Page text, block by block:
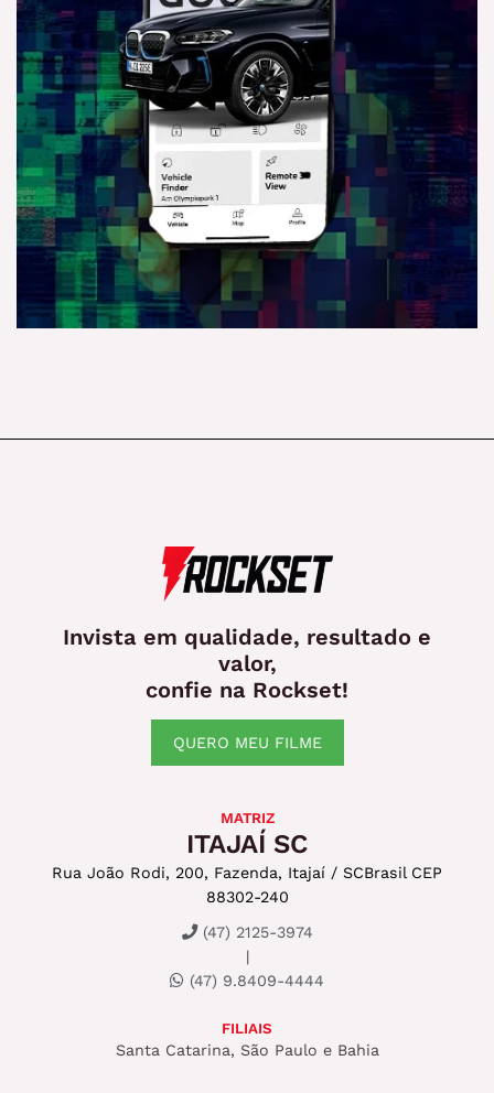
Invista em qualidade, resultado e
valor,
confie na Rockset!
QUERO MEU FILME
MATRIZ
ITAJAÍ SC
Rua João Rodi, 200, Fazenda, Itajaí / SCBrasil CEP
88302-240
(47) 2125-3974
|
(47) 9.8409-4444
FILIAIS
Santa Catarina, São Paulo e Bahia